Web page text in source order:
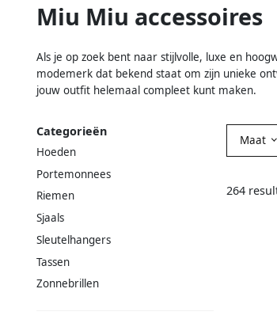
Miu Miu accessoires
Als je op zoek bent naar stijlvolle, luxe en
modemerk dat bekend staat om zijn unieke
jouw outfit helemaal compleet kunt maken.
Categorieën
Hoeden
Portemonnees
Riemen
Sjaals
Sleutelhangers
Tassen
Zonnebrillen
Maat
264